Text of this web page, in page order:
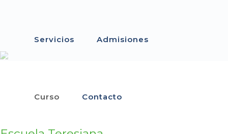
Servicios Admisiones
Curso Contacto